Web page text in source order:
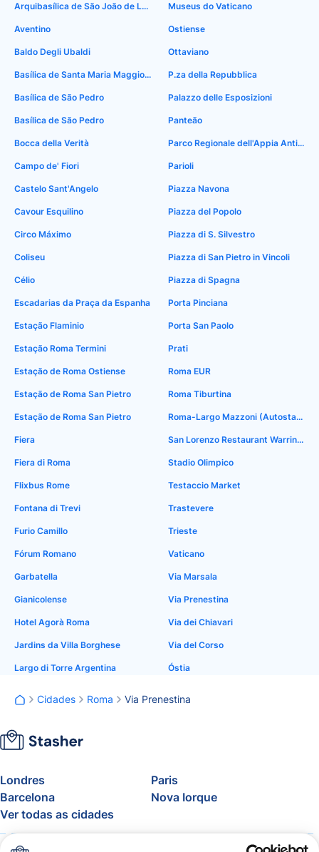
Arquibasílica de São João de Latrão
Aventino
Baldo Degli Ubaldi
Basílica de Santa Maria Maggiore
Basílica de São Pedro
Basílica de São Pedro
Bocca della Verità
Campo de' Fiori
Castelo Sant'Angelo
Cavour Esquilino
Circo Máximo
Coliseu
Célio
Escadarias da Praça da Espanha
Estação Flaminio
Estação Roma Termini
Estação de Roma Ostiense
Estação de Roma San Pietro
Estação de Roma San Pietro
Fiera
Fiera di Roma
Flixbus Rome
Fontana di Trevi
Furio Camillo
Fórum Romano
Garbatella
Gianicolense
Hotel Agorà Roma
Jardins da Villa Borghese
Largo di Torre Argentina
Museus do Vaticano
Ostiense
Ottaviano
P.za della Repubblica
Palazzo delle Esposizioni
Panteão
Parco Regionale dell'Appia Antica
Parioli
Piazza Navona
Piazza del Popolo
Piazza di S. Silvestro
Piazza di San Pietro in Vincoli
Piazza di Spagna
Porta Pinciana
Porta San Paolo
Prati
Roma EUR
Roma Tiburtina
Roma-Largo Mazzoni (Autostaz.Tiburtina)
San Lorenzo Restaurant Warrington
Stadio Olimpico
Testaccio Market
Trastevere
Trieste
Vaticano
Via Marsala
Via Prenestina
Via dei Chiavari
Via del Corso
Óstia
Cidades Roma Via Prenestina
Londres
Paris
Barcelona
Nova Iorque
Ver todas as cidades